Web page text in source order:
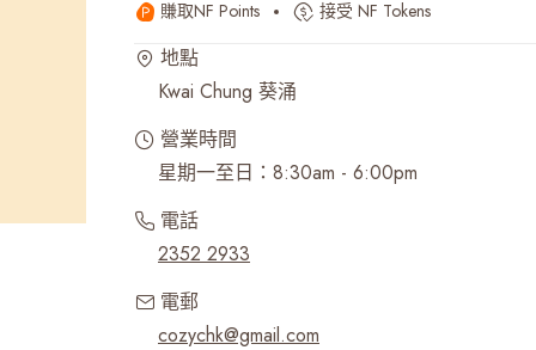
最近搜尋紀錄
賺取NF Points 接受 NF Tokens
地點
Kwai Chung 葵涌
營業時間
星期一至日：8:30am - 6:00pm
電話
2352 2933
電郵
cozychk@gmail.com